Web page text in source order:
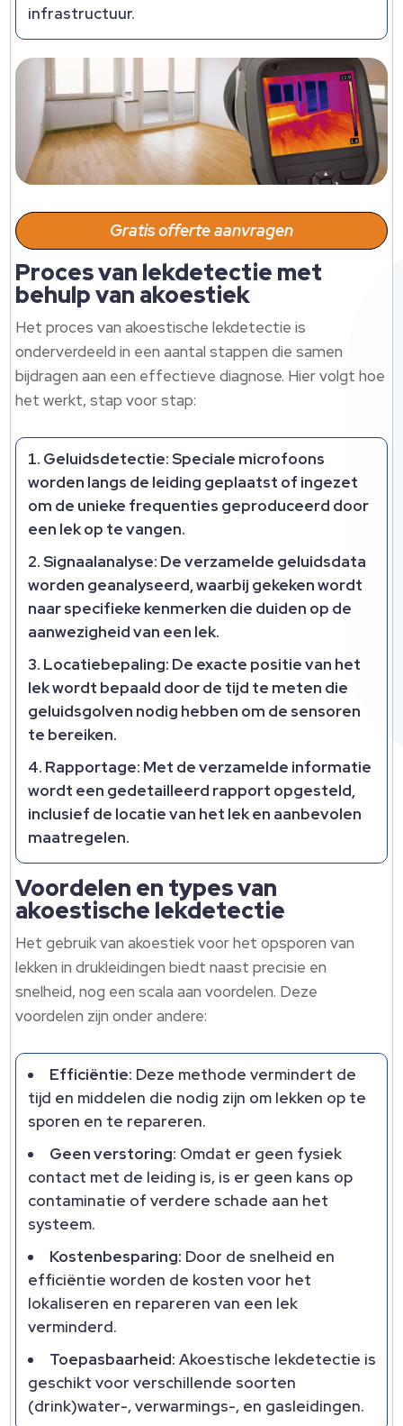
infrastructuur.
Gratis offerte aanvragen
Proces van lekdetectie met
behulp van akoestiek
Het proces van akoestische lekdetectie is
onderverdeeld in een aantal stappen die samen
bijdragen aan een effectieve diagnose. Hier volgt hoe
het werkt, stap voor stap:
Geluidsdetectie:Speciale microfoons
worden langs de leiding geplaatst of ingezet
om de unieke frequenties geproduceerd door
een lek op te vangen.
Signaalanalyse: De verzamelde geluidsdata
worden geanalyseerd, waarbij gekeken wordt
naar specifieke kenmerken die duiden op de
aanwezigheid van een lek.
Locatiebepaling: De exacte positie van het
lek wordt bepaald door de tijd te meten die
geluidsgolven nodig hebben om de sensoren
te bereiken.
Rapportage: Met de verzamelde informatie
wordt een gedetailleerd rapport opgesteld,
inclusief de locatie van het lek en aanbevolen
maatregelen.
Voordelen en types van
akoestische lekdetectie
Het gebruik van akoestiek voor het opsporen van
lekken in drukleidingen biedt naast precisie en
snelheid, nog een scala aan voordelen. Deze
voordelen zijn onder andere:
Efficiëntie: Deze methode vermindert de
tijd en middelen die nodig zijn om lekken op te
sporen en te repareren.
Geen verstoring: Omdat er geen fysiek
contact met de leiding is, is er geen kans op
contaminatie of verdere schade aan het
systeem.
Kostenbesparing: Door de snelheid en
efficiëntie worden de kosten voor het
lokaliseren en repareren van een lek
verminderd.
Toepasbaarheid: Akoestische lekdetectie is
geschikt voor verschillende soorten
(drink)water-, verwarmings-, en gasleidingen.